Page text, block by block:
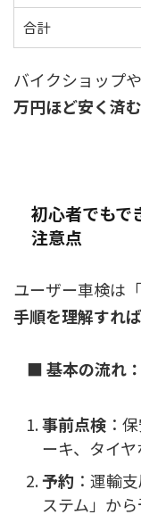
合計
バイクショップ
万円ほど安く済
初心者でもで
注意点
ユーザー車検は
手順を理解すれ
■ 基本の流れ：
事前点検 ：
ーキ、タイヤ
予約 ：運輸
ステム」か